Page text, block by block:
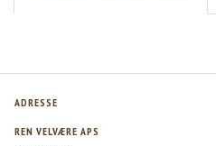
ADRESSE
REN VELVÆRE APS